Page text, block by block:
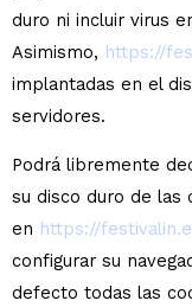
duro ni incluir virus
Asimismo, https://
implantadas en el
servidores.
Podrá libremente
su disco duro de las
en https://
configurar su
defecto todas las